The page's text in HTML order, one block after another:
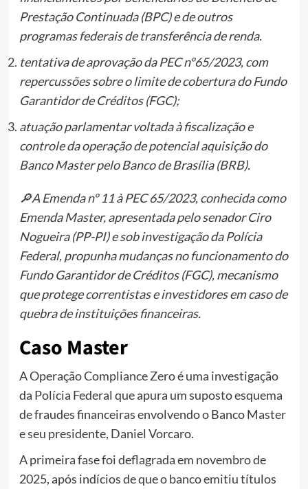
Prestação Continuada (BPC) e de outros
programas federais de transferência de renda.
tentativa de aprovação da PEC nº65/2023, com
repercussões sobre o limite de cobertura do Fundo
Garantidor de Créditos (FGC);
atuação parlamentar voltada à fiscalização e
controle da operação de potencial aquisição do
Banco Master pelo Banco de Brasília (BRB).
🔎A Emenda nº 11 à PEC 65/2023, conhecida como
Emenda Master, apresentada pelo senador Ciro
Nogueira (PP-PI) e sob investigação da Polícia
Federal, propunha mudanças no funcionamento do
Fundo Garantidor de Créditos (FGC), mecanismo
que protege correntistas e investidores em caso de
quebra de instituições financeiras.
Caso Master
A Operação Compliance Zero é uma investigação
da Polícia Federal que apura um suposto esquema
de fraudes financeiras envolvendo o Banco Master
e seu presidente, Daniel Vorcaro.
A primeira fase foi deflagrada em novembro de
2025, após indícios de que o banco emitiu títulos